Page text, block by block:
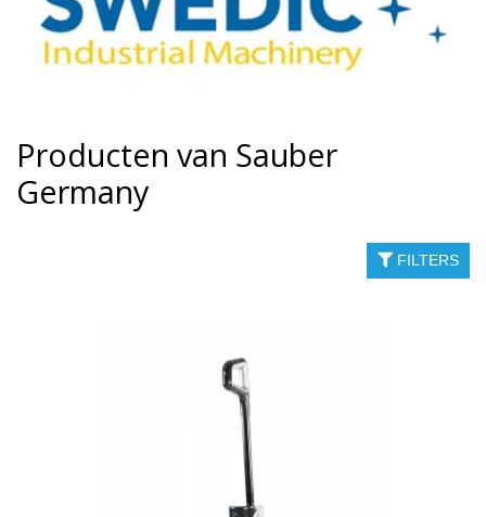
Producten van Sauber
Germany
FILTERS